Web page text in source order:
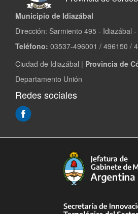
Municipio de Idiazábal
Dirección: Sarmiento 495 - Idiazábal
Teléfono: 03537-496001 / 496150 /
Ciudad de Idiazábal | Provincia de
Departamento Unión
Redes sociales